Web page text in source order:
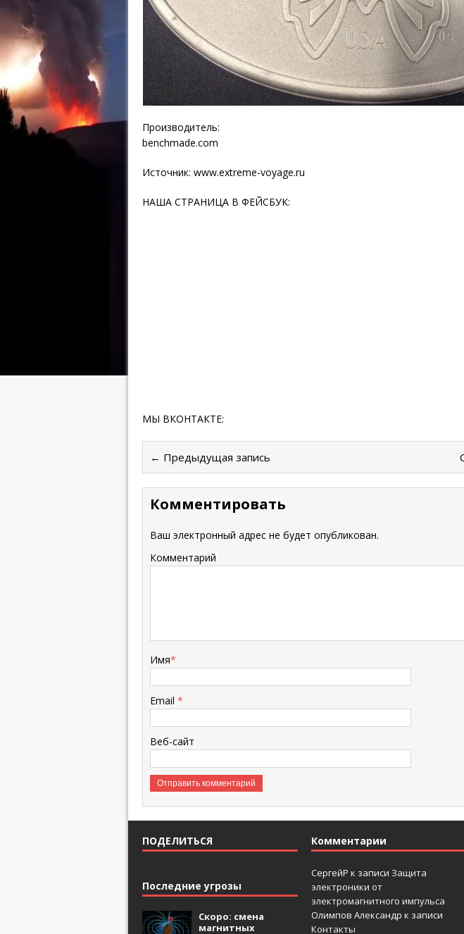
Производитель:
benchmade.com
Источник: www.extreme-voyage.ru
НАША СТРАНИЦА В ФЕЙСБУК:
МЫ ВКОНТАКТЕ:
← Предыдущая запись
Комментировать
Ваш электронный адрес не будет опубликован.
Комментарий
Имя*
Email *
Веб-сайт
ПОДЕЛИТЬСЯ
Последние угрозы
Скоро: смена
магнитных
Комментарии
СергейР к записи Защита
электроники от
электромагнитного импульса
Олимпов Александр к записи
Контакты